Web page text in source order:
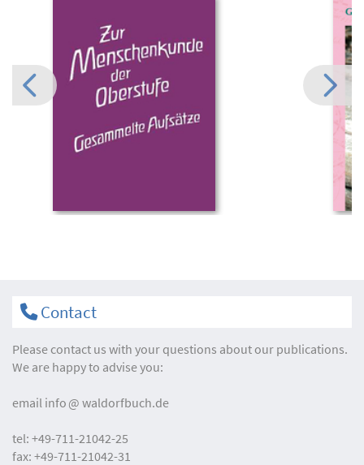
Contact
Please contact us with your questions about our publications.
We are happy to advise you:
email info waldorfbuch.de
tel: +49-711-21042-25
fax: +49-711-21042-31